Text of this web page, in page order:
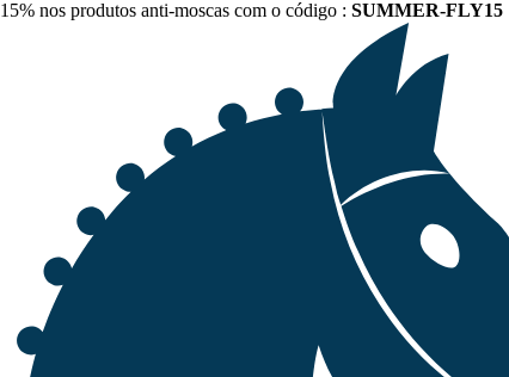
15% nos produtos anti-moscas com o código : SUMMER-FLY15